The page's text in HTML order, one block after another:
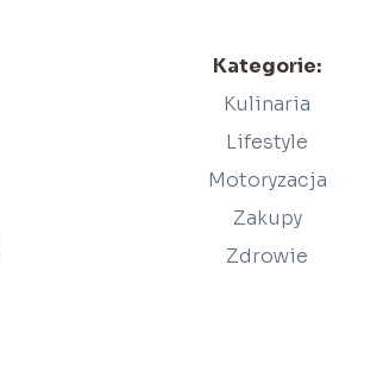
Kategorie:
Kulinaria
Lifestyle
Motoryzacja
Zakupy
Zdrowie